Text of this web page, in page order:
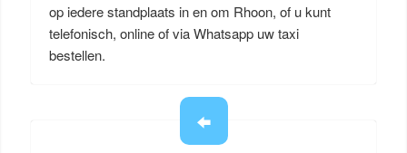
op iedere standplaats in en om Rhoon, of u kunt
telefonisch, online of via Whatsapp uw taxi
bestellen.